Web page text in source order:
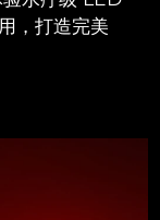
，打造完美
go
device
therapy
toothbrush
送达日期8/13/26